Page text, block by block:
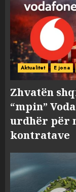
Aktualitet E jona
Zhvatën
“mpin”
urdhër për
kontratave